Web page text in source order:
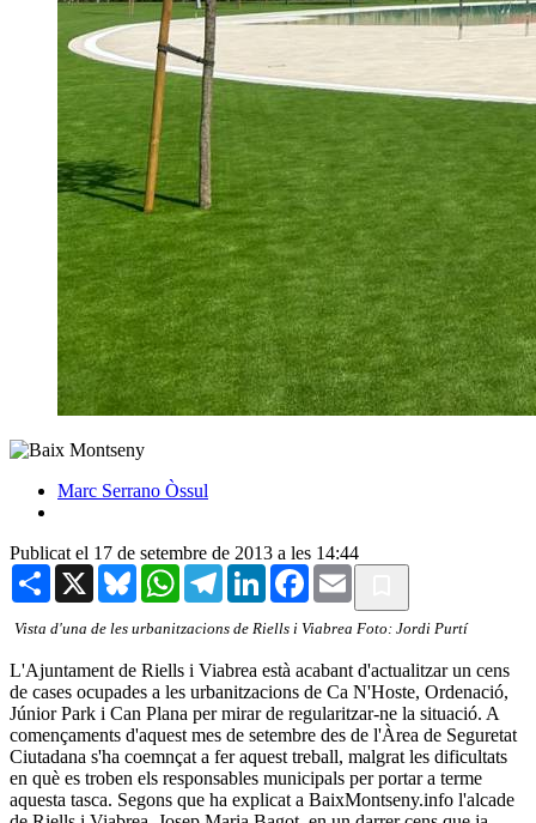
Marc Serrano Òssul
Publicat el 17 de setembre de 2013 a les 14:44
Share X BlueskyWhatsAppTelegramLinkedInFacebook
Email
Vista d'una de les urbanitzacions de Riells i Viabrea Foto: Jordi Purtí
L'Ajuntament de Riells i Viabrea està acabant d'actualitzar un cens
de cases ocupades a les urbanitzacions de Ca N'Hoste, Ordenació,
Júnior Park i Can Plana per mirar de regularitzar-ne la situació. A
començaments d'aquest mes de setembre des de l'Àrea de Seguretat
Ciutadana s'ha coemnçat a fer aquest treball, malgrat les dificultats
en què es troben els responsables municipals per portar a terme
aquesta tasca. Segons que ha explicat a BaixMontseny.info l'alcade